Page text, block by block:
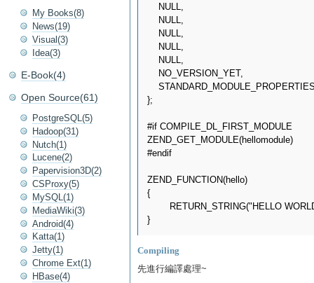
    NULL,
    NULL,
    NULL,
    NULL,
    NULL,
    NO_VERSION_YET,
};
#if COMPILE_DL_FIRST_MODULE
ZEND_GET_MODULE(hellomodule)
#endif
ZEND_FUNCTION(hello)
{
}
Compiling
先進行編譯處理~
My Books(8)
News(19)
Visual(3)
Idea(3)
E-Book(4)
Open Source(61)
PostgreSQL(5)
Hadoop(31)
Nutch(1)
Lucene(2)
Papervision3D(2)
CSProxy(5)
MySQL(1)
MediaWiki(3)
Android(4)
Katta(1)
Jetty(1)
Chrome Ext(1)
HBase(4)